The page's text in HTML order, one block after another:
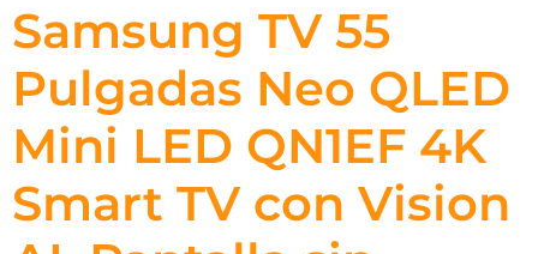
Samsung TV 55
Pulgadas Neo QLED
Mini LED QN1EF 4K
Smart TV con Vision